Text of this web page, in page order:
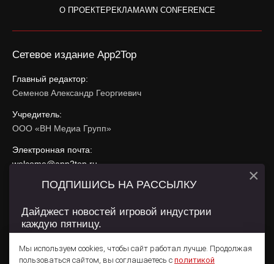
О ПРОЕКТЕРЕКЛАМАWN CONFERENCE
Сетевое издание App2Top
Главный редактор:
Семенов Александр Георгиевич
Учредитель:
ООО «ВН Медиа Групп»
Электронная почта:
welcome@app2top.ru
При использовании материалов активная ссылка на
Сайт использует IP адреса, cookie, данные геолокации
использования содержатся вПолитике конфиденциальностии
Мы используем cookies, чтобы сайт работал лучше. Продолжая
пользоваться сайтом, вы соглашаетесь с политикой
ПОДПИШИСЬ НА РАССЫЛКУ
Дайджест новостей игровой индустрии
каждую пятницу.
×